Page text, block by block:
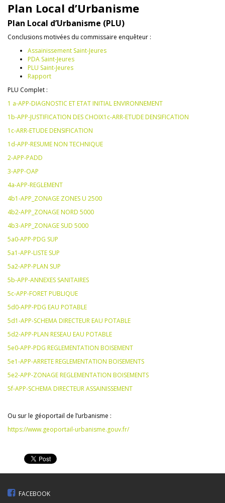
Plan Local d’Urbanisme
Plan Local d’Urbanisme (PLU)
Conclusions motivées du commissaire enquêteur :
Assainissement Saint-Jeures
PDA Saint-Jeures
PLU Saint-Jeures
Rapport
PLU Complet :
1 a-APP-DIAGNOSTIC ET ETAT INITIAL ENVIRONNEMENT
1b-APP-JUSTIFICATION DES CHOIX1c-ARR-ETUDE DENSIFICATION
1c-ARR-ETUDE DENSIFICATION
1d-APP-RESUME NON TECHNIQUE
2-APP-PADD
3-APP-OAP
4a-APP-REGLEMENT
4b1-APP_ZONAGE ZONES U 2500
4b2-APP_ZONAGE NORD 5000
4b3-APP_ZONAGE SUD 5000
5a0-APP-PDG SUP
5a1-APP-LISTE SUP
5a2-APP-PLAN SUP
5b-APP-ANNEXES SANITAIRES
5c-APP-FORET PUBLIQUE
5d0-APP-PDG EAU POTABLE
5d1-APP-SCHEMA DIRECTEUR EAU POTABLE
5d2-APP-PLAN RESEAU EAU POTABLE
5e0-APP-PDG REGLEMENTATION BOISEMENT
5e1-APP-ARRETE REGLEMENTATION BOISEMENTS
5e2-APP-ZONAGE REGLEMENTATION BOISEMENTS
5f-APP-SCHEMA DIRECTEUR ASSAINISSEMENT
Ou sur le géoportail de l’urbanisme :
https://www.geoportail-urbanisme.gouv.fr/
FACEBOOK